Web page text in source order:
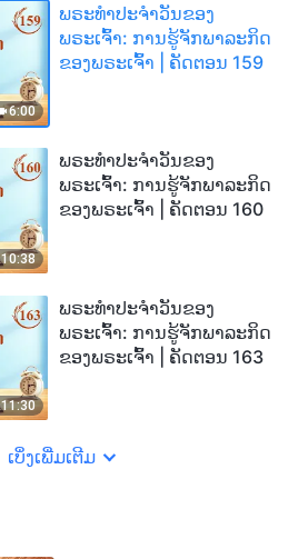
6:00
ພຣະທຳປະຈຳວັນຂອງ
ພຣະເຈົ້າ: ການຮູ້ຈັກພາລະກິດ
ຂອງພຣະເຈົ້າ | ຄັດຕອນ 159
10:38
ພຣະທຳປະຈຳວັນຂອງ
ພຣະເຈົ້າ: ການຮູ້ຈັກພາລະກິດ
ຂອງພຣະເຈົ້າ | ຄັດຕອນ 160
11:30
ພຣະທຳປະຈຳວັນຂອງ
ພຣະເຈົ້າ: ການຮູ້ຈັກພາລະກິດ
ຂອງພຣະເຈົ້າ | ຄັດຕອນ 163
ເບິ່ງເພີ່ມເຕີມ